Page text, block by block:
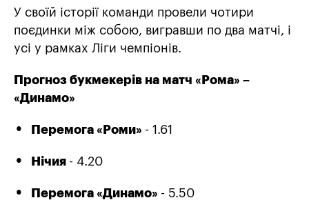
У своїй історії команди провели чотири
поєдинки між собою, вигравши по два матчі, і
усі у рамках Ліги чемпіонів.
Прогноз букмекерів на матч «Рома» –
«Динамо»
Перемога «Роми» - 1.61
Нічия - 4.20
Перемога «Динамо» - 5.50